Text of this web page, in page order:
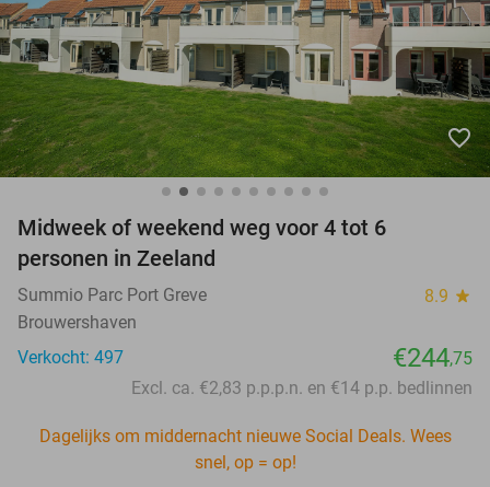
favorite_border
Midweek of weekend weg voor 4 tot 6
personen in Zeeland
Summio Parc Port Greve 8.9 star
Brouwershaven
Verkocht: 497
€244,75
Excl. ca. €2,83 p.p.p.n. en €14 p.p. bedlinnen
Dagelijks om middernacht nieuwe Social Deals. Wees
snel, op = op!